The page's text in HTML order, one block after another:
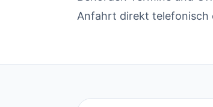
Anfahrt direkt telefonisch